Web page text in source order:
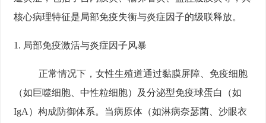
核心病理特征是局部免疫失衡与炎症因子的级联释放。
1. 局部免疫激活与炎症因子风暴
正常情况下，女性生殖道通过黏膜屏障、免疫细胞
（如巨噬细胞、中性粒细胞）及分泌型免疫球蛋白（如
IgA）构成防御体系。当病原体（如淋病奈瑟菌、沙眼衣